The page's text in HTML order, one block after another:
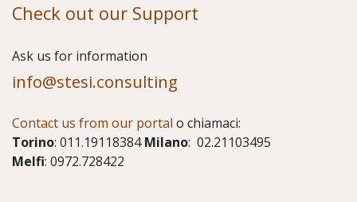
Check out our Support
​Ask us for information
info@stesi.consulting
Contact us from our portal o chiamaci:
Torino: 011.19118384Milano: 02.21103495
Melfi: 0972.728422